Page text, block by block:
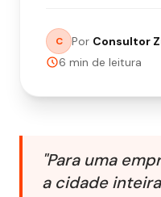
C Por Consultor
6 min de leitura
"Para uma
a cidade